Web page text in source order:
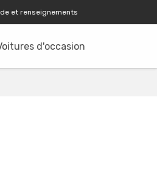
et renseignements
d'occasion